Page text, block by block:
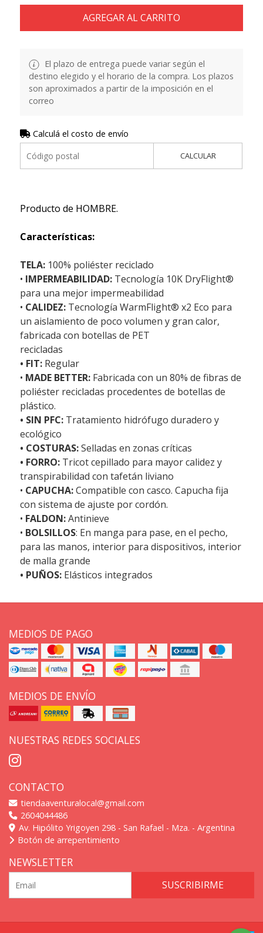
AGREGAR AL CARRITO
El plazo de entrega puede variar según el
destino elegido y el horario de la compra. Los plazos
son aproximados a partir de la imposición en el
correo
Calculá el costo de envío
CALCULAR
Producto de HOMBRE.
Características:
TELA:100% poliéster reciclado
• IMPERMEABILIDAD:Tecnología 10K DryFlight®
para una mejor impermeabilidad
• CALIDEZ:Tecnología WarmFlight® x2 Eco para
un aislamiento de poco volumen y gran calor,
fabricada con botellas de PET
recicladas
• FIT:Regular
• MADE BETTER:Fabricada con un 80% de fibras de
poliéster recicladas procedentes de botellas de
plástico.
• SIN PFC:Tratamiento hidrófugo duradero y
ecológico
• COSTURAS:Selladas en zonas críticas
• FORRO: Tricot cepillado para mayor calidez y
transpirabilidad con tafetán liviano
• CAPUCHA:Compatible con casco. Capucha fija
con sistema de ajuste por cordón.
• FALDON:Antinieve
• BOLSILLOS: En manga para pase, en el pecho,
para las manos, interior para dispositivos, interior
de malla grande
• PUÑOS:Elásticos integrados
MEDIOS DE PAGO
MEDIOS DE ENVÍO
NUESTRAS REDES SOCIALES
CONTACTO
tiendaaventuralocal@gmail.com
2604044486
Av. Hipólito Yrigoyen 298 - San Rafael - Mza. - Argentina
Botón de arrepentimiento
NEWSLETTER
SUSCRIBIRME